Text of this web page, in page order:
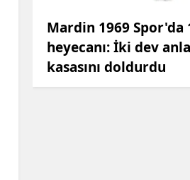
Mardin 1969 Spor'da
heyecanı: İki dev
kasasını doldurdu